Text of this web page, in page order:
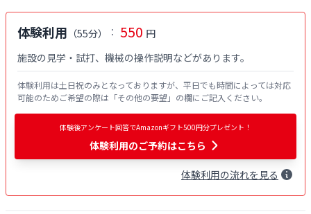
体験利用 （55分） ： 550 円
施設の見学・試打、機械の操作説明などがあります。
体験利用は土日祝のみとなっておりますが、平日でも時間によっては対応
可能のためご希望の際は「その他の要望」の欄にご記入ください。
体験後アンケート回答でAmazonギフト500円分プレゼント！
体験利用のご予約はこちら
体験利用の流れを見る